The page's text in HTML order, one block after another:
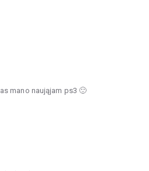
mano naująjam ps3 🙂